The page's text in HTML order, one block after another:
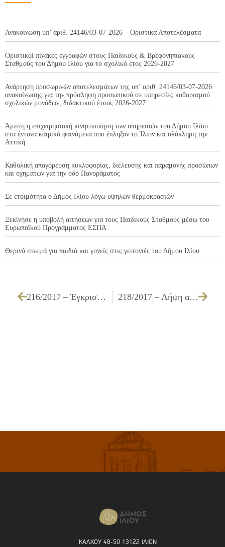
Ανακοίνωση υπ’ αριθ. 24146/03-07-2026 – Οριστικά Αποτελέσματα
Οριστικοί πίνακες εγγραφών στους Παιδικούς & Βρεφονηπιακούς
Σταθμούς του Δήμου Ιλίου για το σχολικό έτος 2026-2027
Ανάρτηση προσωρινών αποτελεσμάτων της υπ’ αριθ. 24146/03-07-2026
ανακοίνωσης για την πρόσληψη προσωπικού σε υπηρεσίες καθαρισμού
σχολικών μονάδων, διδακτικού έτους 2026-2027
Άμεση η επιχειρησιακή κινητοποίηση των υπηρεσιών του Δήμου Ιλίου
στα έντονα καιρικά φαινόμενα που έπληξαν το Ίλιον και ολόκληρη την
Αττική
Καθολική απαγόρευση κυκλοφορίας, διέλευσης και παραμονής προσώπων
και οχημάτων για την οδό Πανοράματος
Σε ετοιμότητα ο Δήμος Ιλίου λόγω υψηλών θερμοκρασιών
Ξεκίνησε η υποβολή αιτήσεων για τους Παιδικούς Σταθμούς μέσω του
Ευρωπαϊκού Προγράμματος ΕΣΠΑ
Θερινό σινεμά για παιδιά και γονείς στις γειτονιές του Δήμου Ιλίου
216/2017 – Έγκριση πρακτικού για την «Προμήθεια Γάλακτος εργατοτεχνικού προσωπικού Δήμου Ιλίου, έτους 2017»(2oς Διαγωνισμός) 218/2017 – Λήψη απόφασης για την τροποποίηση της υπ΄αριθμ. 348/2016 Απόφασης Δημοτικού Συμβουλίου
ΚΑΛΧΟΥ 48-50 13122 ΙΛΙΟΝ